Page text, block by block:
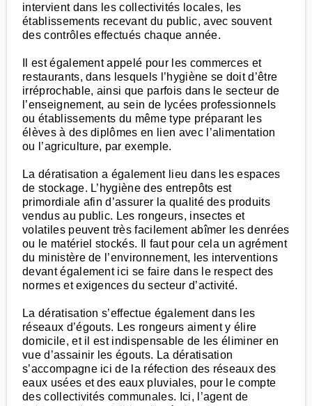
intervient dans les collectivités locales, les
établissements recevant du public, avec souvent
des contrôles effectués chaque année.
Il est également appelé pour les commerces et
restaurants, dans lesquels l’hygiène se doit d’être
irréprochable, ainsi que parfois dans le secteur de
l’enseignement, au sein de lycées professionnels
ou établissements du même type préparant les
élèves à des diplômes en lien avec l’alimentation
ou l’agriculture, par exemple.
La dératisation a également lieu dans les espaces
de stockage. L’hygiène des entrepôts est
primordiale afin d’assurer la qualité des produits
vendus au public. Les rongeurs, insectes et
volatiles peuvent très facilement abîmer les denrées
ou le matériel stockés. Il faut pour cela un agrément
du ministère de l’environnement, les interventions
devant également ici se faire dans le respect des
normes et exigences du secteur d’activité.
La dératisation s’effectue également dans les
réseaux d’égouts. Les rongeurs aiment y élire
domicile, et il est indispensable de les éliminer en
vue d’assainir les égouts. La dératisation
s’accompagne ici de la réfection des réseaux des
eaux usées et des eaux pluviales, pour le compte
des collectivités communales. Ici, l’agent de